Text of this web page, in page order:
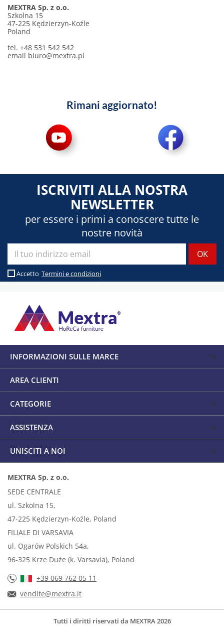
MEXTRA Sp. z o.o.
Szkolna 15
47-225 Kędzierzyn-Koźle
Poland
tel. +48 531 542 542
email biuro@mextra.pl
Rimani aggiornato!
ISCRIVITI ALLA NOSTRA
NEWSLETTER
per essere i primi a conoscere tutte le
nostre novità
Accetto Termini e condizioni
INFORMAZIONI SULLE MARCE
AREA CLIENTI
CATEGORIE
ASSISTENZA
UNISCITI A NOI
MEXTRA Sp. z o.o.
SEDE CENTRALE
ul. Szkolna 15,
47-225 Kędzierzyn-Koźle, Poland
FILIALE DI VARSAVIA
ul. Ogarów Polskich 54a,
96-325 Krze Duże (k. Varsavia), Poland
+39 069 762 05 11
vendite@mextra.it
Tutti i diritti riservati da MEXTRA 2026